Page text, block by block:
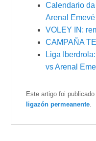
Calendario
Arenal Emevé
VOLEY IN:
CAMPAÑA
Liga
vs Arenal
Este artigo foi publicado
ligazón permeanente